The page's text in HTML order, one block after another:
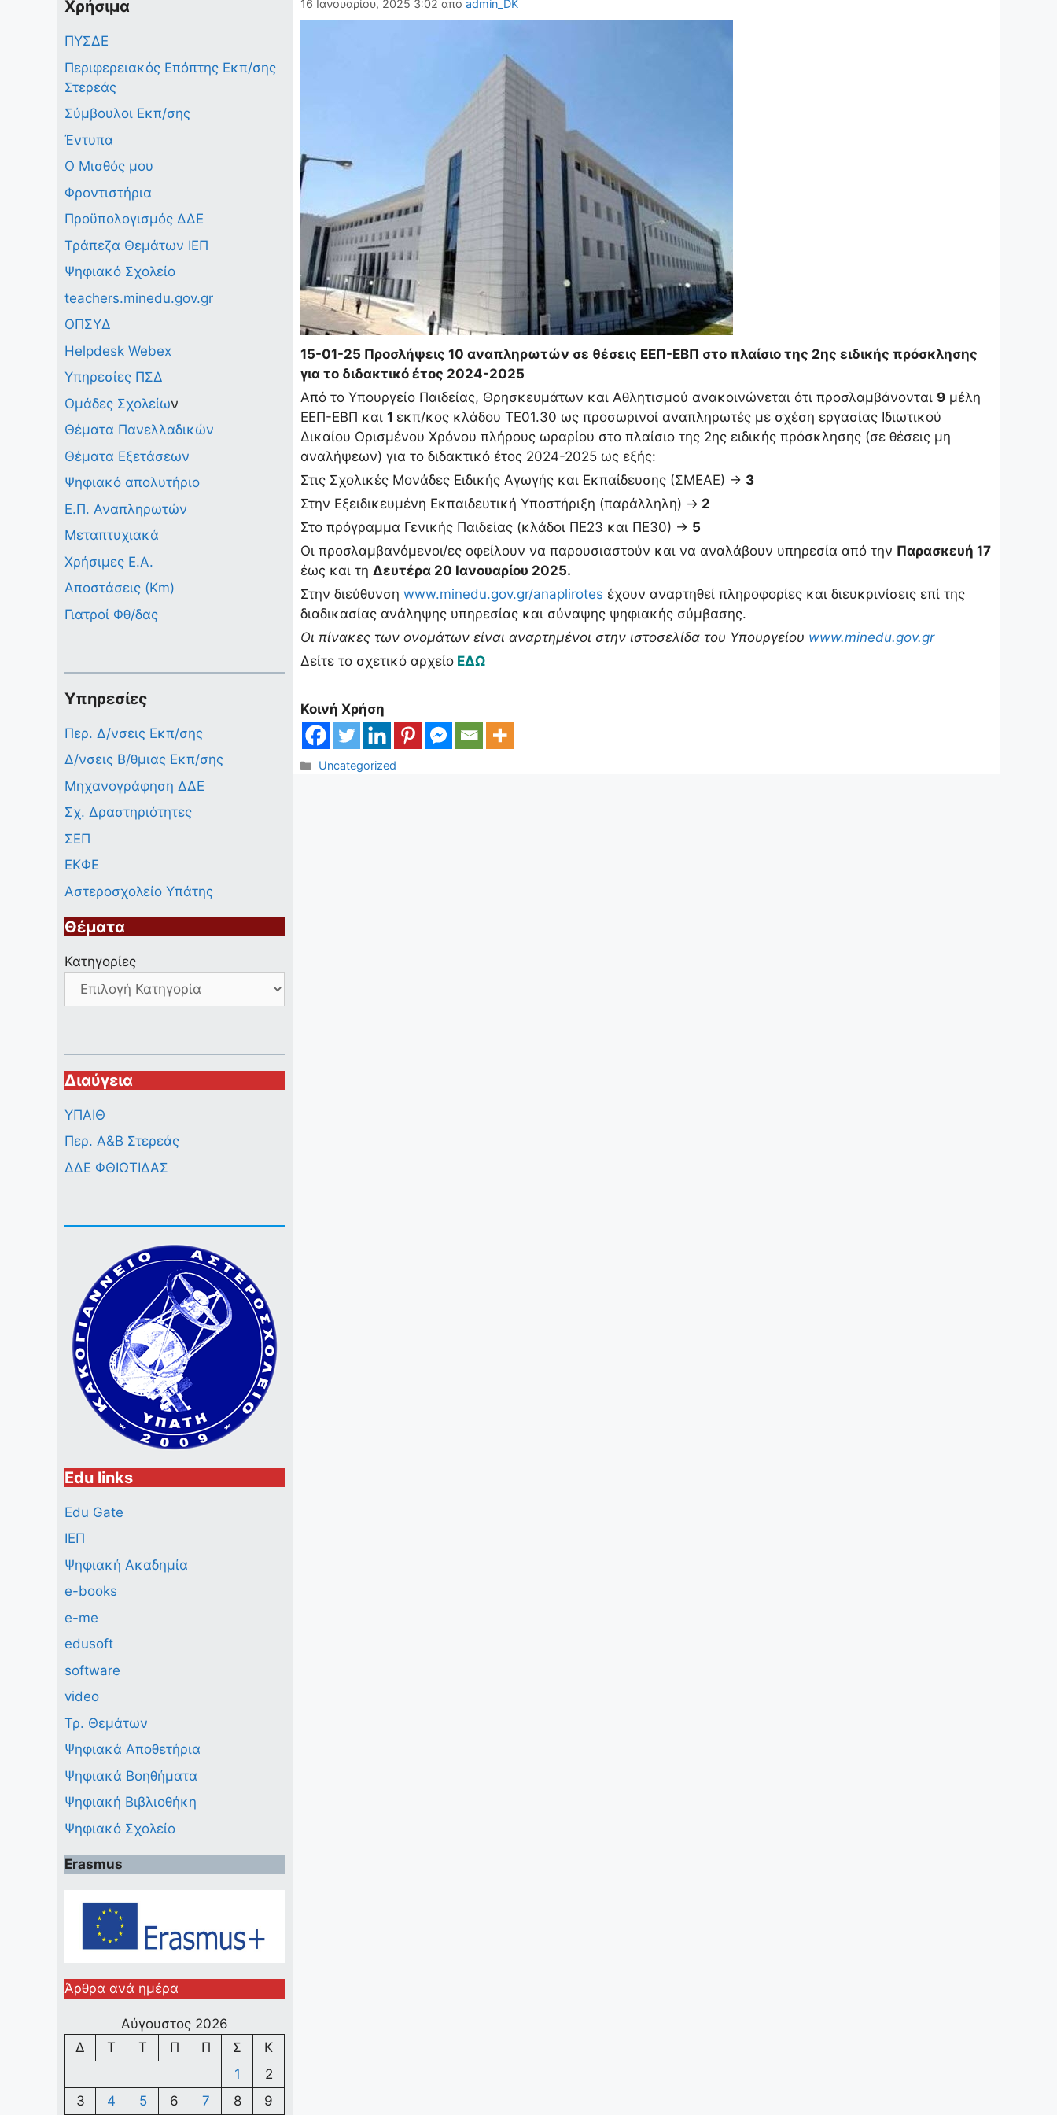
16 Ιανουαρίου, 2025 3:02 από admin_DK
15-01-25 Προσλήψεις 10 αναπληρωτών σε θέσεις ΕΕΠ-ΕΒΠ στο πλαίσιο της 2ης ειδικής πρόσκλησης
για το διδακτικό έτος 2024-2025
Από το Υπουργείο Παιδείας, Θρησκευμάτων και Αθλητισμού ανακοινώνεται ότι προσλαμβάνονται 9 μέλη
ΕΕΠ-ΕΒΠ και 1 εκπ/κος κλάδου ΤΕ01.30 ως προσωρινοί αναπληρωτές με σχέση εργασίας Ιδιωτικού
Δικαίου Ορισμένου Χρόνου πλήρους ωραρίου στο πλαίσιο της 2ης ειδικής πρόσκλησης (σε θέσεις μη
αναλήψεων) για το διδακτικό έτος 2024-2025 ως εξής:
Στις Σχολικές Μονάδες Ειδικής Αγωγής και Εκπαίδευσης (ΣΜΕΑΕ) → 3
Στην Εξειδικευμένη Εκπαιδευτική Υποστήριξη (παράλληλη) → 2
Στο πρόγραμμα Γενικής Παιδείας (κλάδοι ΠΕ23 και ΠΕ30) → 5
Οι προσλαμβανόμενοι/ες οφείλουν να παρουσιαστούν και να αναλάβουν υπηρεσία από την Παρασκευή 17
έως και τη Δευτέρα 20 Ιανουαρίου 2025.
Στην διεύθυνση www.minedu.gov.gr/anaplirotes έχουν αναρτηθεί πληροφορίες και διευκρινίσεις επί της
διαδικασίας ανάληψης υπηρεσίας και σύναψης ψηφιακής σύμβασης.
Οι πίνακες των ονομάτων είναι αναρτημένοι στην ιστοσελίδα του Υπουργείου www.minedu.gov.gr
Δείτε το σχετικό αρχείο ΕΔΩ
Κοινή Χρήση
Κατηγορίες
Uncategorized
Χρήσιμα
ΠΥΣΔΕ
Περιφερειακός Επόπτης Εκπ/σης
Στερεάς
Σύμβουλοι Εκπ/σης
Έντυπα
Ο Μισθός μου
Φροντιστήρια
Προϋπολογισμός ΔΔΕ
Τράπεζα Θεμάτων ΙΕΠ
Ψηφιακό Σχολείο
teachers.minedu.gov.gr
ΟΠΣΥΔ
Helpdesk Webex
Υπηρεσίες ΠΣΔ
Ομάδες Σχολείων
Θέματα Πανελλαδικών
Θέματα Εξετάσεων
Ψηφιακό απολυτήριο
Ε.Π. Αναπληρωτών
Μεταπτυχιακά
Χρήσιμες Ε.Α.
Αποστάσεις (Km)
Γιατροί Φθ/δας
Υπηρεσίες
Περ. Δ/νσεις Εκπ/σης
Δ/νσεις Β/θμιας Εκπ/σης
Μηχανογράφηση ΔΔΕ
Σχ. Δραστηριότητες
ΣΕΠ
ΕΚΦΕ
Αστεροσχολείο Υπάτης
Θέματα
Κατηγορίες
Διαύγεια
ΥΠΑΙΘ
Περ. A&B Στερεάς
ΔΔΕ ΦΘΙΩΤΙΔΑΣ
Edu links
Edu Gate
ΙΕΠ
Ψηφιακή Ακαδημία
e-books
e-me
edusoft
software
video
Τρ. Θεμάτων
Ψηφιακά Αποθετήρια
Ψηφιακά Βοηθήματα
Ψηφιακή Βιβλιοθήκη
Ψηφιακό Σχολείο
Erasmus
Άρθρα ανά ημέρα
Αύγουστος 2026
Δ
Τ Τ Π Π Σ
Κ
1
2
3
4 5 6 7 8 9